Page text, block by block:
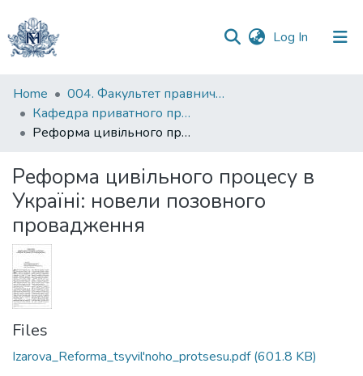
Log In (current)
Communities
&
Collections
Statistics
Home
004. Факультет правничих наук
Кафедра приватного права
Реформа цивільного процесу в Україні: новели позовного провадження
Реформа цивільного процесу в
Україні: новели позовного
провадження
Files
Izarova_Reforma_tsyvil'noho_protsesu.pdf(601.8 KB)